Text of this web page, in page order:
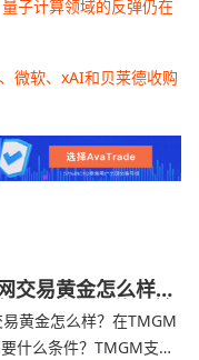
子计算领域的反弹仍在
微软、xAI和贝莱德收购
交易黄金怎么样？
场评估伊朗停火前
黄金怎么样？在TMGM
什么条件？‌‌‌TMGM支持